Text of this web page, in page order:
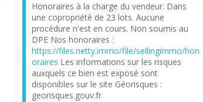
Honoraires à la charge du vendeur. Dans
une copropriété de 23 lots. Aucune
procédure n'est en cours. Non soumis au
DPE Nos honoraires :
https://files.netty.immo/file/sellingimmo/hon
oraires Les informations sur les risques
auxquels ce bien est exposé sont
disponibles sur le site Géorisques :
georisques.gouv.fr